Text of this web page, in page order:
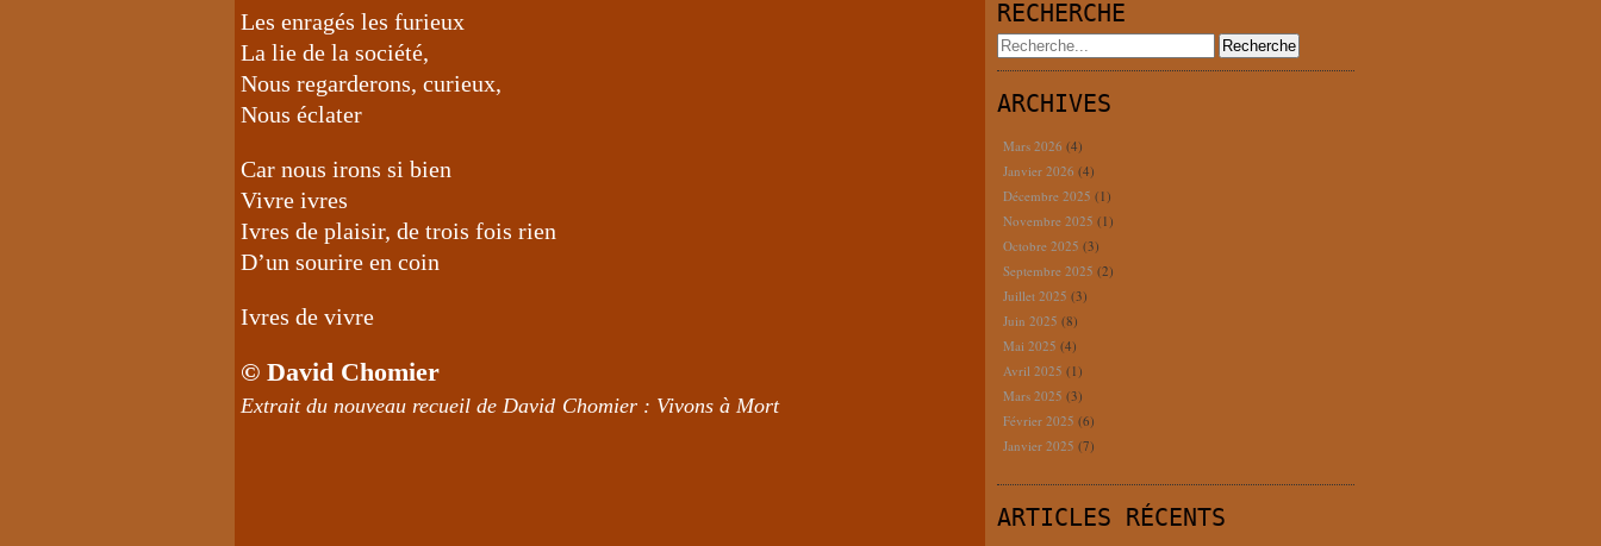
Les enragés les furieux
La lie de la société,
Nous regarderons, curieux,
Nous éclater
Car nous irons si bien
Vivre ivres
Ivres de plaisir, de trois fois rien
D’un sourire en coin
Ivres de vivre
© David Chomier
Extrait du nouveau recueil de David Chomier : Vivons à Mort
RECHERCHE
ARCHIVES
Mars 2026 (4)
Janvier 2026 (4)
Décembre 2025 (1)
Novembre 2025 (1)
Octobre 2025 (3)
Septembre 2025 (2)
Juillet 2025 (3)
Juin 2025 (8)
Mai 2025 (4)
Avril 2025 (1)
Mars 2025 (3)
Février 2025 (6)
Janvier 2025 (7)
ARTICLES RÉCENTS